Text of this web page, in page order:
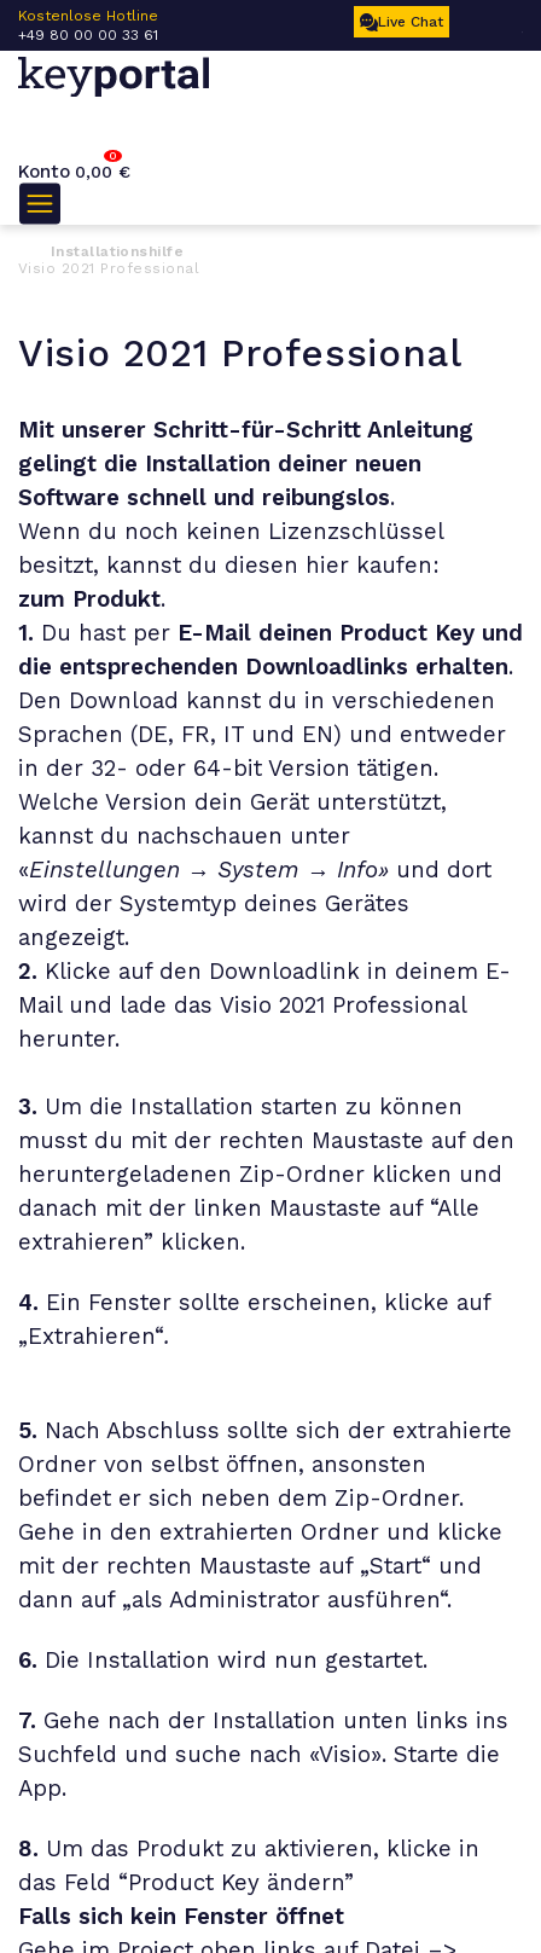
Kostenlose Hotline
+49 80 00 00 33 61
Live Chat
Konto
0
0,00 €
Installationshilfe
Visio 2021 Professional
Visio 2021 Professional
Mit unserer Schritt-für-Schritt Anleitung
gelingt die Installation deiner neuen
Software schnell und reibungslos.
Wenn du noch keinen Lizenzschlüssel
besitzt, kannst du diesen hier kaufen:
zum Produkt.
1. Du hast per E-Mail deinen Product Key und
die entsprechenden Downloadlinks erhalten.
Den Download kannst du in verschiedenen
Sprachen (DE, FR, IT und EN) und entweder
in der 32- oder 64-bit Version tätigen.
Welche Version dein Gerät unterstützt,
kannst du nachschauen unter
«Einstellungen → System → Info» und dort
wird der Systemtyp deines Gerätes
angezeigt.
2. Klicke auf den Downloadlink in deinem E-
Mail und lade das Visio 2021 Professional
herunter.
3. Um die Installation starten zu können
musst du mit der rechten Maustaste auf den
heruntergeladenen Zip-Ordner klicken und
danach mit der linken Maustaste auf “Alle
extrahieren” klicken.
4. Ein Fenster sollte erscheinen, klicke auf
„Extrahieren“.
5. Nach Abschluss sollte sich der extrahierte
Ordner von selbst öffnen, ansonsten
befindet er sich neben dem Zip-Ordner.
Gehe in den extrahierten Ordner und klicke
mit der rechten Maustaste auf „Start“ und
dann auf „als Administrator ausführen“.
6. Die Installation wird nun gestartet.
7. Gehe nach der Installation unten links ins
Suchfeld und suche nach «Visio». Starte die
App.
8. Um das Produkt zu aktivieren, klicke in
das Feld “Product Key ändern”
Falls sich kein Fenster öffnet